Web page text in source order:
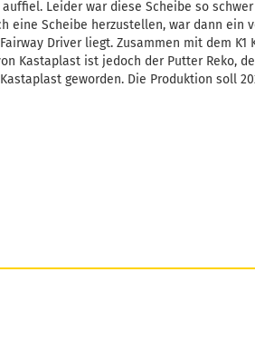
Leider war diese Scheibe so
eine Scheibe herzustellen, war dann ein
Driver liegt. Zusammen mit dem K1
Kastaplast ist jedoch der Putter Reko,
geworden. Die Produktion soll